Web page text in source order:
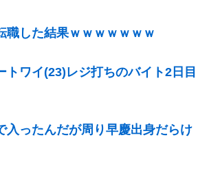
職した結果ｗｗｗｗｗｗｗ
トワイ(23)レジ打ちのバイト2日目
入ったんだが周り早慶出身だらけ